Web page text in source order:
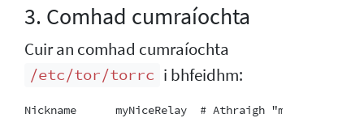
3. Comhad cumraíochta
Cuir an comhad cumraíochta
/etc/tor/torrc i bhfeidhm:
Nickname      myNiceRelay  # Athraigh